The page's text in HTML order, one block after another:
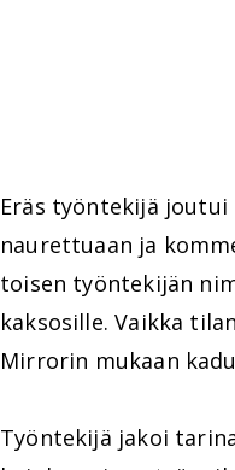
Eräs työntekijä
naurettuaan ja
toisen työntekijän
kaksosille. Vaikka
Mirrorin mukaan
Työntekijä jakoi